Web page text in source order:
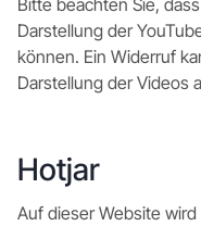
Bitte beachten Sie,
Darstellung der
können. Ein Widerruf
Darstellung der Videos
Hotjar
Auf dieser Website